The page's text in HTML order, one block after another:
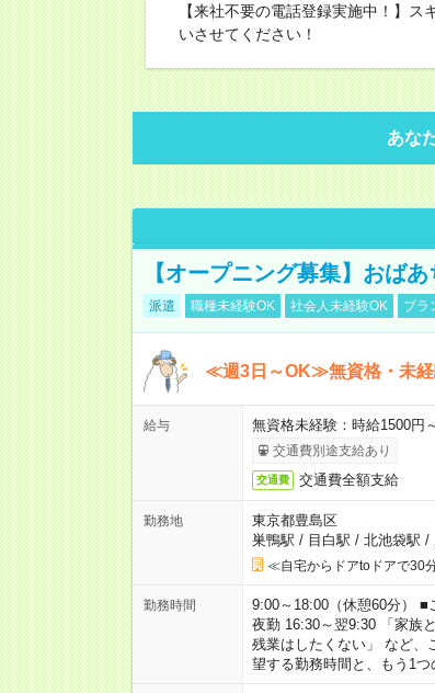
【来社不要の電話登録実施中！】
いさせてください！
あな
【オープニング募集】おば
派遣 職種未経験OK 社会人未経験OK ブラ
≪週3日～OK≫無資格・未経
給与 無資格未経験：時給1500
交通費別途支給あり
交通費 交通費全額支給
勤務地
東京都豊島区
巣鴨駅 / 目白駅 / 北池袋駅 /
≪自宅からドアtoドアで30
勤務時間
9:00～18:00（休憩60分） ■
夜勤 16:30～翌9:30 「家族
残業はしたくない」 など
望する勤務時間と、もう1つ